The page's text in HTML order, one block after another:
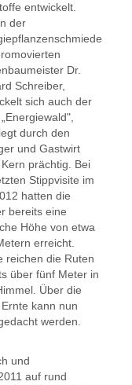
entwickelt.
der
Dr.
Schreiber,
sich auch der
durch den
und Gastwirt
Kern prächtig. Bei
Stippvisite im
hatten die
bereits eine
Höhe von etwa
erreicht.
reichen die Ruten
über fünf Meter in
Über die
kann nun
werden.
und
auf rund